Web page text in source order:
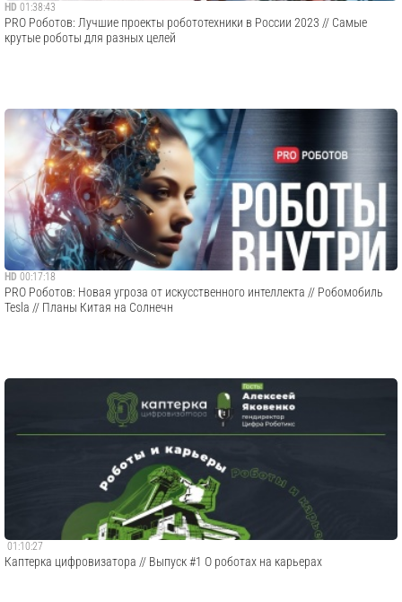
HD 01:38:43
PRO Роботов: Лучшие проекты робототехники в России 2023 // Самые
крутые роботы для разных целей
HD 00:17:18
PRO Роботов: Новая угроза от искусственного интеллекта // Робомобиль
Tesla // Планы Китая на Солнечн
01:10:27
Каптерка цифровизатора // Выпуск #1 О роботах на карьерах